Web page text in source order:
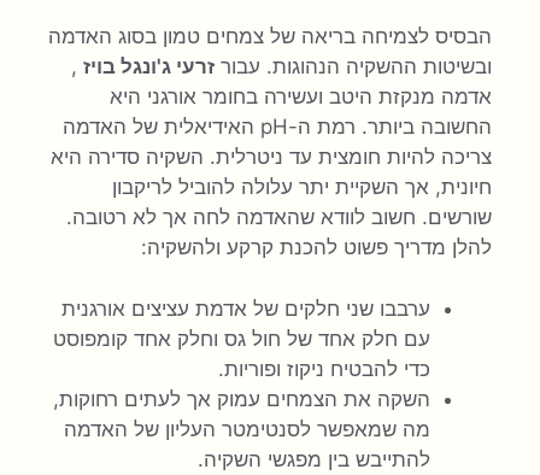
הבסיס לצמיחה בריאה של צמחים טמון בסוג האדמה
ובשיטות ההשקיה הנהוגות. עבור זרעי ג'ונגל בויז ,
אדמה מנקזת היטב ועשירה בחומר אורגני היא
החשובה ביותר. רמת ה-pH האידיאלית של האדמה
צריכה להיות חומצית עד ניטרלית. השקיה סדירה היא
חיונית, אך השקיית יתר עלולה להוביל לריקבון
שורשים. חשוב לוודא שהאדמה לחה אך לא רטובה.
להלן מדריך פשוט להכנת קרקע ולהשקיה:
ערבבו שני חלקים של אדמת עציצים אורגנית
עם חלק אחד של חול גס וחלק אחד קומפוסט
כדי להבטיח ניקוז ופוריות.
השקה את הצמחים עמוק אך לעתים רחוקות,
מה שמאפשר לסנטימטר העליון של האדמה
להתייבש בין מפגשי השקיה.